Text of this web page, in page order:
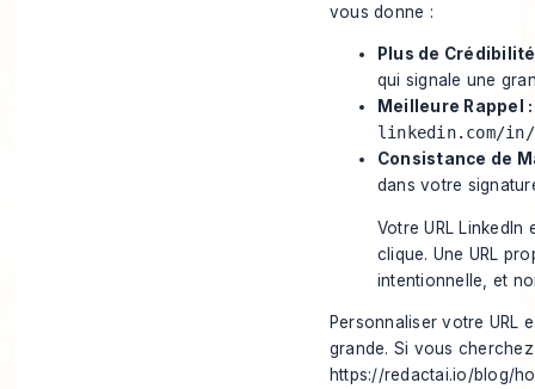
vous donne :
Plus de
qui signale une
Meilleure Rappel :
linkedin.com/in/
Consistance de
dans votre
Votre URL
clique. Une URL
intentionnelle, et
Personnaliser votre URL
grande. Si vous
https://redactai.io/blog/